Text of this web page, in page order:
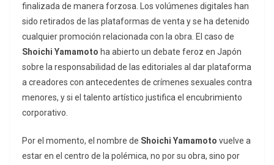
finalizada de manera forzosa. Los volúmenes digitales han
sido retirados de las plataformas de venta y se ha detenido
cualquier promoción relacionada con la obra. El caso de
Shoichi Yamamoto ha abierto un debate feroz en Japón
sobre la responsabilidad de las editoriales al dar plataforma
a creadores con antecedentes de crímenes sexuales contra
menores, y si el talento artístico justifica el encubrimiento
corporativo.
Por el momento, el nombre de Shoichi Yamamoto vuelve a
estar en el centro de la polémica, no por su obra, sino por